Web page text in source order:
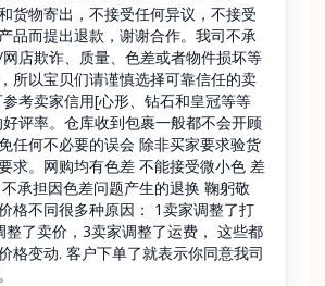
货物寄出，不接受任何异议，不接受
品而提出退款，谢谢合作。我司不承
店欺诈、质量、色差或者物件损坏等
所以宝贝们请谨慎选择可靠信任的卖
考卖家信用[心形、钻石和皇冠等等
评率。仓库收到包裹一般都不会开顾
任何不必要的误会 除非买家要求验货
求。网购均有色差 不能接受微小色 差
承担因色差问题产生的退换 鞠躬敬
格不同很多种原因： 1卖家调整了打
整了卖价，3卖家调整了运费， 这些都
格变动. 客户下单了就表示你同意我司